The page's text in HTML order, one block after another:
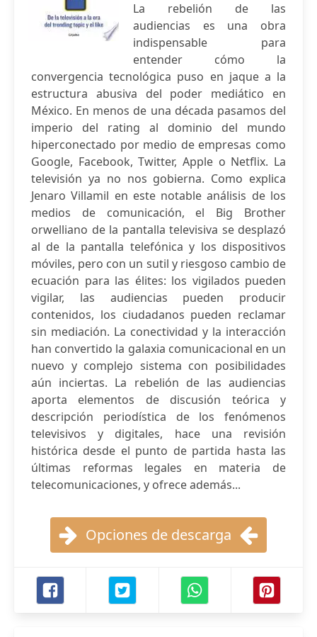
La rebelión de las
audiencias es una obra
indispensable para
entender cómo la
convergencia tecnológica puso en jaque a la
estructura abusiva del poder mediático en
México. En menos de una década pasamos del
imperio del rating al dominio del mundo
hiperconectado por medio de empresas como
Google, Facebook, Twitter, Apple o Netflix. La
televisión ya no nos gobierna. Como explica
Jenaro Villamil en este notable análisis de los
medios de comunicación, el Big Brother
orwelliano de la pantalla televisiva se desplazó
al de la pantalla telefónica y los dispositivos
móviles, pero con un sutil y riesgoso cambio de
ecuación para las élites: los vigilados pueden
vigilar, las audiencias pueden producir
contenidos, los ciudadanos pueden reclamar
sin mediación. La conectividad y la interacción
han convertido la galaxia comunicacional en un
nuevo y complejo sistema con posibilidades
aún inciertas. La rebelión de las audiencias
aporta elementos de discusión teórica y
descripción periodística de los fenómenos
televisivos y digitales, hace una revisión
histórica desde el punto de partida hasta las
últimas reformas legales en materia de
telecomunicaciones, y ofrece además...
Opciones de descarga